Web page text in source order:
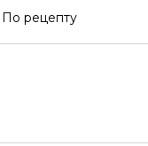
По рецепту